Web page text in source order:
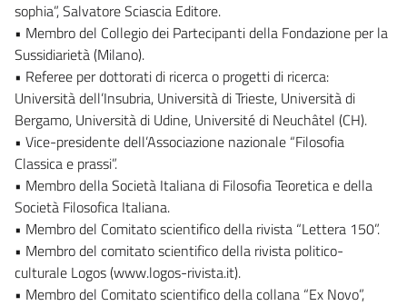
sophia”, Salvatore Sciascia Editore.
• Membro del Collegio dei Partecipanti della Fondazione per la
Sussidiarietà (Milano).
• Referee per dottorati di ricerca o progetti di ricerca:
Università dell’Insubria, Università di Trieste, Università di
Bergamo, Università di Udine, Université di Neuchâtel (CH).
• Vice-presidente dell’Associazione nazionale “Filosofia
Classica e prassi”.
• Membro della Società Italiana di Filosofia Teoretica e della
Società Filosofica Italiana.
• Membro del Comitato scientifico della rivista “Lettera 150”.
• Membro del comitato scientifico della rivista politico-
culturale Logos (www.logos-rivista.it).
• Membro del Comitato scientifico della collana “Ex Novo”,